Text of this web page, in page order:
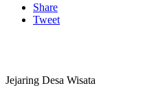
Share
Tweet
Jejaring Desa Wisata